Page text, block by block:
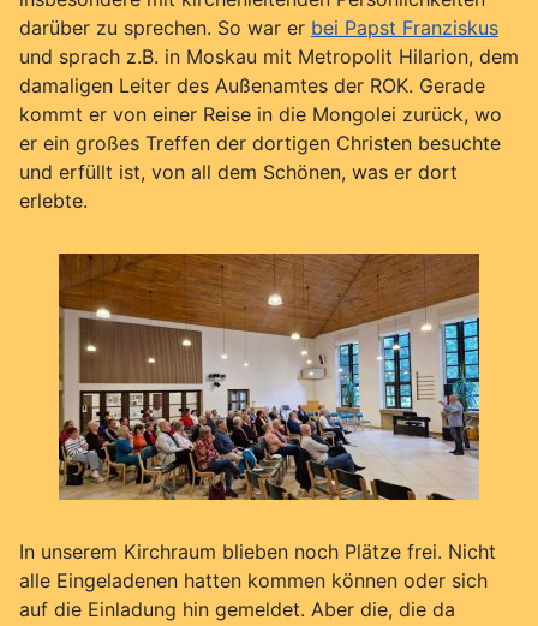
darüber zu sprechen. So war er bei Papst Franziskus
und sprach z.B. in Moskau mit Metropolit Hilarion, dem
damaligen Leiter des Außenamtes der ROK. Gerade
kommt er von einer Reise in die Mongolei zurück, wo
er ein großes Treffen der dortigen Christen besuchte
und erfüllt ist, von all dem Schönen, was er dort
erlebte.
In unserem Kirchraum blieben noch Plätze frei. Nicht
alle Eingeladenen hatten kommen können oder sich
auf die Einladung hin gemeldet. Aber die, die da